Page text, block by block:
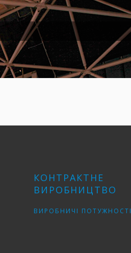
КОНТРАКТНЕ
ВИРОБНИЦТВО
ВИРОБНИЧІ ПОТУЖНОСТІ